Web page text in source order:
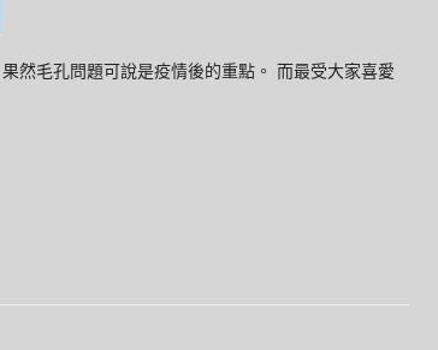
然毛孔問題可說是疫情後的重點。 而最受大家喜愛